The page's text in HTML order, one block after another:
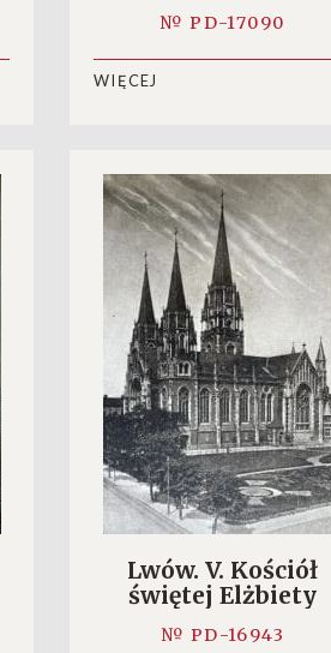
(dublet)
№ PD-17090
WIĘCEJ
Lwów. V. Kościół
świętej Elżbiety
№ PD-16943